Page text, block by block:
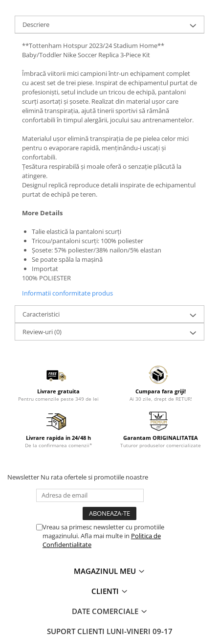
Descriere
**Tottenham Hotspur 2023/24 Stadium Home**
Baby/Toddler Nike Soccer Replica 3-Piece Kit
Îmbracă viitorii mici campioni într-un echipament complet
cu acest set de trei piese. Inspirat de echipamentul purtat de
profesioniști, setul include un tricou de echipă, pantaloni
scurți asortați și șosete. Realizat din material ușor care
elimină transpirația, ajută tinerii sportivi să rămână
confortabili în timpul alergării, jocului sau antrenamentelor.
Materialul ușor elimină transpirația de pe pielea celor mici
pentru o evaporare rapidă, menținându-i uscați și
confortabili.
Țesătura respirabilă și moale oferă o senzație plăcută la
atingere.
Designul replică reproduce detalii inspirate de echipamentul
purtat de echipă pe teren.
More Details
Talie elastică la pantaloni scurți
Tricou/pantaloni scurți: 100% poliester
Șosete: 57% poliester/38% nailon/5% elastan
Se poate spăla la mașină
Importat
100% POLIESTER
Informatii conformitate produs
Caracteristici
Review-uri(0)
Livrare gratuita
Pentru comenzile peste 349 de lei
Cumpara fara griji!
Ai 30 zile, drept de RETUR!
Livrare rapida in 24/48 h
De la confirmarea comenzii*
Garantam ORIGINALITATEA
Tuturor produselor comercializate
Newsletter Nu rata ofertele si promotiile noastre
Vreau sa primesc newsletter cu promotiile
magazinului. Afla mai multe in Politica de
Confidentialitate
MAGAZINUL MEU
CLIENTI
DATE COMERCIALE
SUPORT CLIENTI LUNI-VINERI 09-17